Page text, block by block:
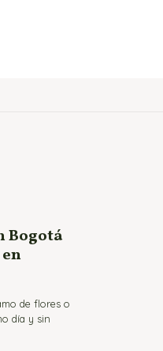
Bogotá
de flores o
día y sin